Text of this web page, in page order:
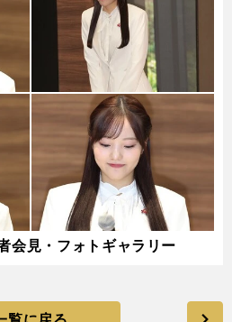
会見・フォトギャラリー